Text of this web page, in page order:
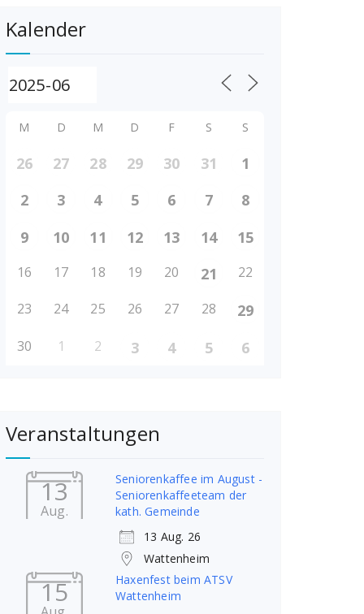
Kalender
M D M D F S S
26 27 28 29 30 31
1
2
3 4 5 6 7
8
9
10 11 12 13 14 15
16 17 18 19 20 21 22
23 24 25 26 27 28 29
30 1 2 3 4 5 6
Veranstaltungen
13
Aug.
Seniorenkaffee im August -
Seniorenkaffeeteam der
kath. Gemeinde
13 Aug. 26
Wattenheim
15
Haxenfest beim ATSV
Wattenheim